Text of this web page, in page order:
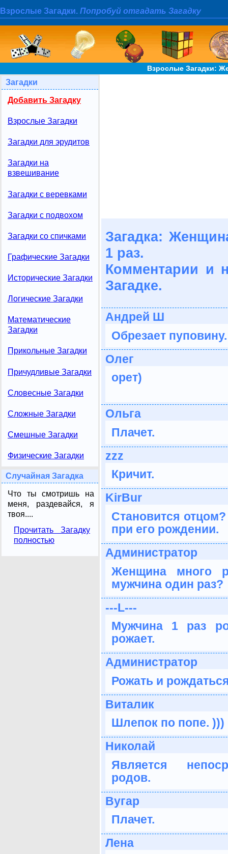
Взрослые Загадки. Попробуй отгадать Загадку
Взрослые Загадки:
Загадки
Добавить Загадку
Взрослые Загадки
Загадки для эрудитов
Загадки на
взвешивание
Загадки с веревками
Загадки с подвохом
Загадки со спичками
Графические Загадки
Исторические Загадки
Логические Загадки
Математические
Загадки
Прикольные Загадки
Причудливые Загадки
Словесные Загадки
Сложные Загадки
Смешные Загадки
Физические Загадки
Случайная Загадка
Что ты смотришь на
меня, раздевайся, я
твоя....
Прочитать Загадку
полностью
Загадка:
1 раз.
Комментарии и
Загадке.
Андрей Ш
Обрезает пуповину.
Олег
орет)
Ольга
Плачет.
zzz
Кричит.
KirBur
Становится
при его рождении.
Администратор
Женщина много
мужчина один раз?
---L---
Мужчина 1 раз
рожает.
Администратор
Рожать и
Виталик
Шлепок по попе. )))
Николай
Является
родов.
Вугар
Плачет.
Лена